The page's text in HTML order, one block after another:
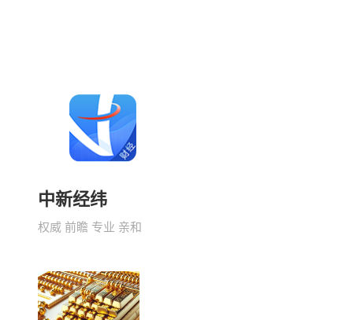
中新经纬
权威 前瞻 专业 亲和